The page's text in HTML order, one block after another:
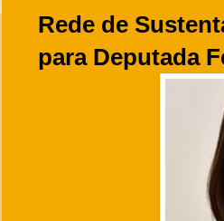
Rede de
para Deputada